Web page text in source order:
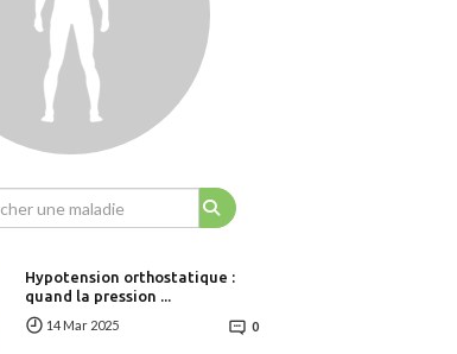
Hypotension orthostatique :
quand la pression ...
14 Mar 2025 0